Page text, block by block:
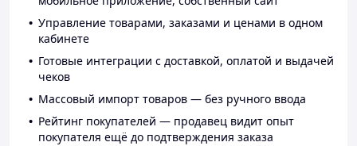
Управление товарами, заказами и ценами в одном
кабинете
Готовые интеграции с доставкой, оплатой и выдачей
чеков
Массовый импорт товаров — без ручного ввода
Рейтинг покупателей — продавец видит опыт
покупателя ещё до подтверждения заказа